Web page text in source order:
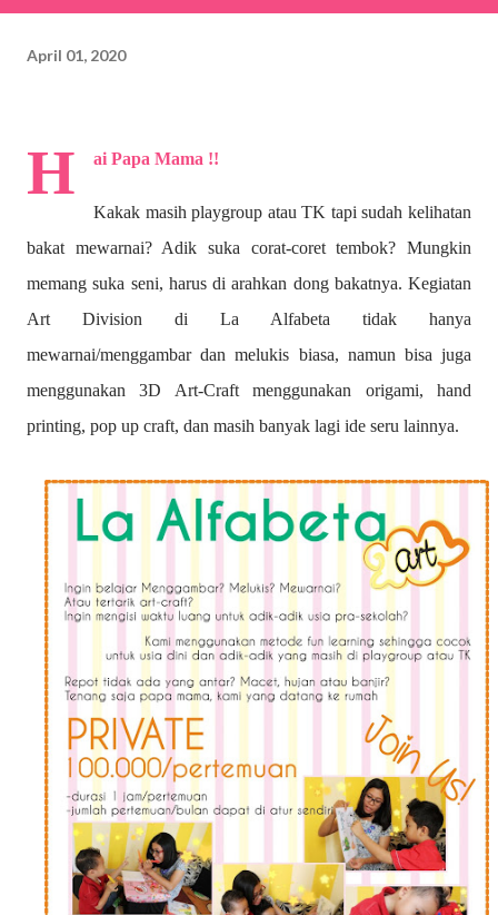
April 01, 2020
H ai Papa Mama !!
Kakak masih playgroup atau TK tapi sudah kelihatan
bakat mewarnai? Adik suka corat-coret tembok? Mungkin
memang suka seni, harus di arahkan dong bakatnya. Kegiatan
Art Division di La Alfabeta tidak hanya
mewarnai/menggambar dan melukis biasa, namun bisa juga
menggunakan 3D Art-Craft menggunakan origami, hand
printing, pop up craft, dan masih banyak lagi ide seru lainnya.